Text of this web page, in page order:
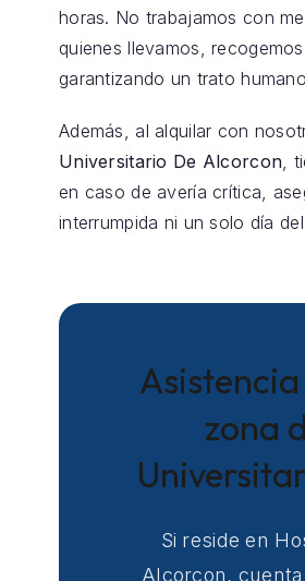
horas. No trabajamos con
quienes llevamos,
garantizando un trato
Además, al alquilar con
Universitario De Alcorcon,
en caso de avería crítica,
interrumpida ni un solo día
zona
Si reside en
Alcorcon,